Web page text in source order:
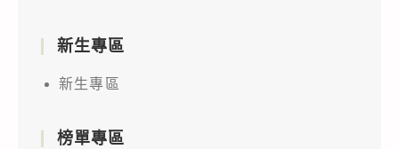
新生專區
新生專區
榜單專區